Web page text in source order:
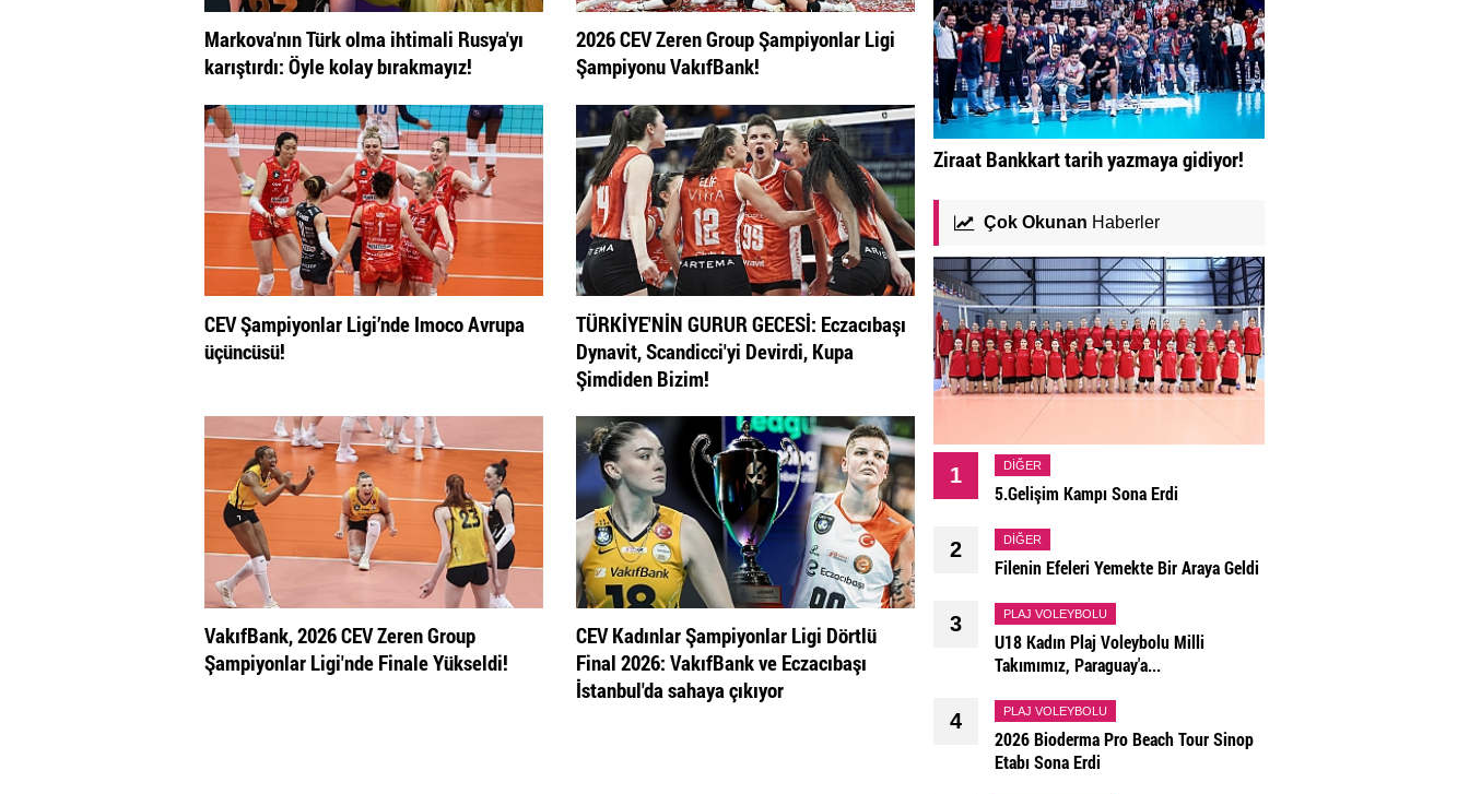
Markova'nın Türk olma ihtimali Rusya'yı
karıştırdı: Öyle kolay bırakmayız!
2026 CEV Zeren Group Şampiyonlar Ligi
Şampiyonu VakıfBank!
CEV Şampiyonlar Ligi’nde Imoco Avrupa
üçüncüsü!
TÜRKİYE'NİN GURUR GECESİ: Eczacıbaşı
Dynavit, Scandicci'yi Devirdi, Kupa
Şimdiden Bizim!
VakıfBank, 2026 CEV Zeren Group
Şampiyonlar Ligi'nde Finale Yükseldi!
CEV Kadınlar Şampiyonlar Ligi Dörtlü
Final 2026: VakıfBank ve Eczacıbaşı
İstanbul'da sahaya çıkıyor
Ziraat Bankkart tarih yazmaya gidiyor!
Çok Okunan Haberler
1 DIĞER
5.Gelişim Kampı Sona Erdi
2 DIĞER
Filenin Efeleri Yemekte Bir Araya Geldi
3 PLAJ VOLEYBOLU
U18 Kadın Plaj Voleybolu Milli
Takımımız, Paraguay'a...
4 PLAJ VOLEYBOLU
2026 Bioderma Pro Beach Tour Sinop
Etabı Sona Erdi